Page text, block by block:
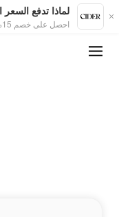
لماذا تدفع السعر
احصل على خصم 15% في التطبيق